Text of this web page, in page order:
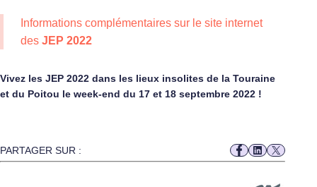
Informations complémentaires sur le site internet
des JEP 2022
Vivez les JEP 2022 dans les lieux insolites de la Touraine
et du Poitou le week-end du 17 et 18 septembre 2022 !
PARTAGER SUR :